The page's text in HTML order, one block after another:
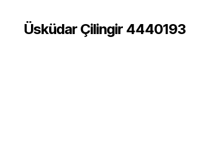
Üsküdar Çilingir 4440193